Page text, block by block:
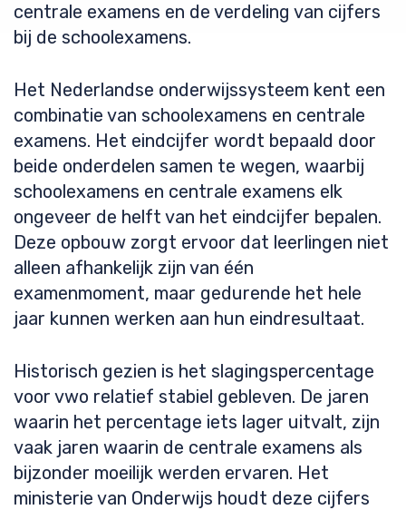
centrale examens en de verdeling van cijfers
bij de schoolexamens.
Het Nederlandse onderwijssysteem kent een
combinatie van schoolexamens en centrale
examens. Het eindcijfer wordt bepaald door
beide onderdelen samen te wegen, waarbij
schoolexamens en centrale examens elk
ongeveer de helft van het eindcijfer bepalen.
Deze opbouw zorgt ervoor dat leerlingen niet
alleen afhankelijk zijn van één
examenmoment, maar gedurende het hele
jaar kunnen werken aan hun eindresultaat.
Historisch gezien is het slagingspercentage
voor vwo relatief stabiel gebleven. De jaren
waarin het percentage iets lager uitvalt, zijn
vaak jaren waarin de centrale examens als
bijzonder moeilijk werden ervaren. Het
ministerie van Onderwijs houdt deze cijfers